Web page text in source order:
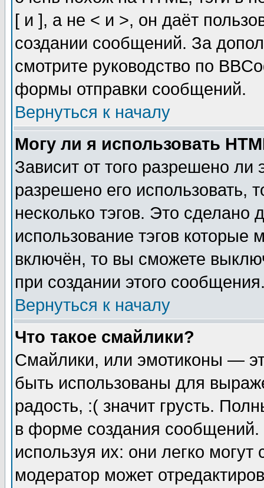
[ и ], а не < и >, он даёт
создании сообщений. За
смотрите руководство по
формы отправки сообщений.
Вернуться к началу
Могу ли я использовать
Зависит от того разрешено
разрешено его использовать,
несколько тэгов. Это сделано
использование тэгов
включён, то вы сможете
при создании этого
Вернуться к началу
Что такое смайлики?
Смайлики, или эмотиконы —
быть использованы для
радость, :( значит грусть.
в форме создания сообщений.
используя их: они легко
модератор может